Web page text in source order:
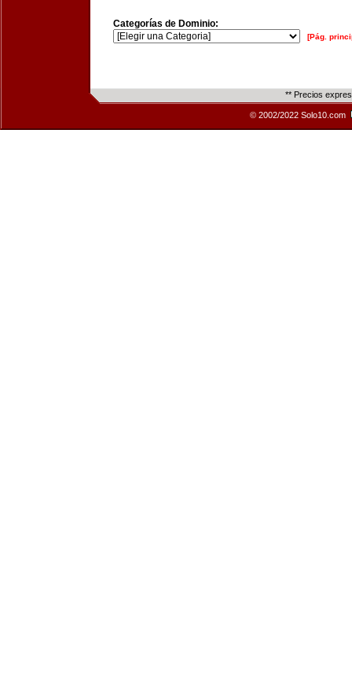
Categorías de Dominio:
[Pág.
** Precios
© 2002/2022 Solo10.com